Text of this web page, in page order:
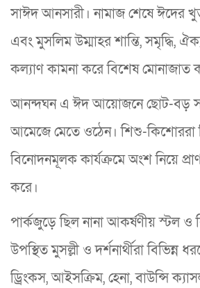
সাঈদ আনসারী। নামাজ শেষে ঈদের
এবং মুসলিম উম্মাহর শান্তি, সমৃদ্ধি,
কল্যাণ কামনা করে বিশেষ মোনাজাত
আনন্দঘন এ ঈদ আয়োজনে ছোট-বড়
আমেজে মেতে ওঠেন। শিশু-কিশোররা
বিনোদনমূলক কার্যক্রমে অংশ নিয়ে
করে।
পার্কজুড়ে ছিল নানা আকর্ষণীয় স্টল
উপস্থিত মুসল্লী ও দর্শনার্থীরা বিভিন্ন
ড্রিংকস, আইসক্রিম, হেনা, বাউন্সি